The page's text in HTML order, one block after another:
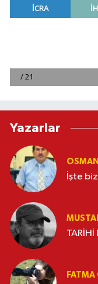
Yazarlar
İşte
TARİHİ
FATMA